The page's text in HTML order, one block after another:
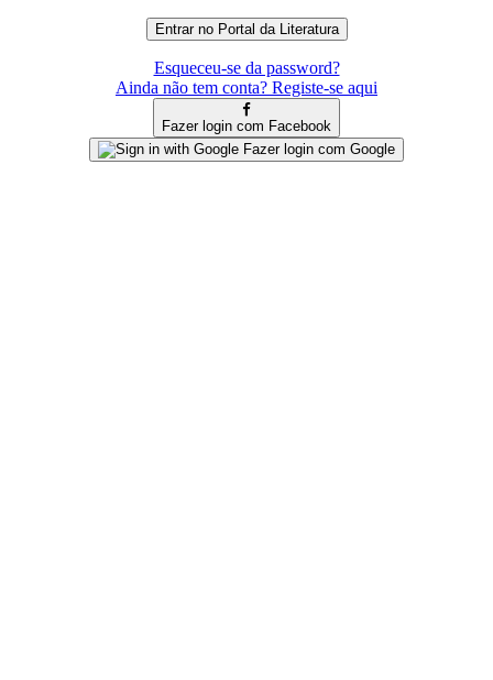
Esqueceu-se da password?
Ainda não tem conta? Registe-se aqui
Fazer login com Facebook
Fazer login com Google